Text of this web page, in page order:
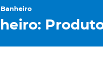
Banheiro